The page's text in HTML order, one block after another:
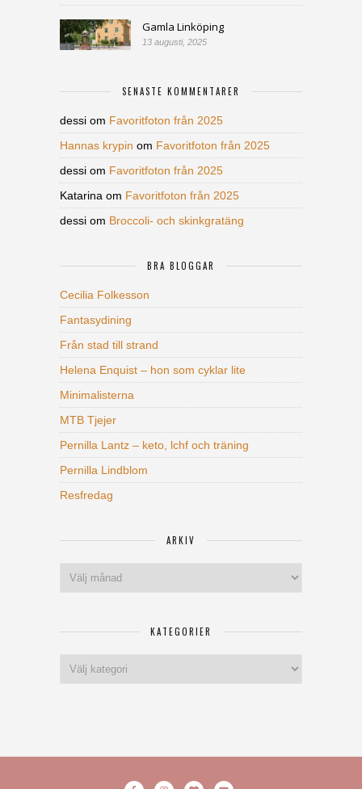
Gamla Linköping
13 augusti, 2025
SENASTE KOMMENTARER
dessi om Favoritfoton från 2025
Hannas krypin om Favoritfoton från 2025
dessi om Favoritfoton från 2025
Katarina om Favoritfoton från 2025
dessi om Broccoli- och skinkgratäng
BRA BLOGGAR
Cecilia Folkesson
Fantasydining
Från stad till strand
Helena Enquist – hon som cyklar lite
Minimalisterna
MTB Tjejer
Pernilla Lantz – keto, lchf och träning
Pernilla Lindblom
Resfredag
ARKIV
KATEGORIER